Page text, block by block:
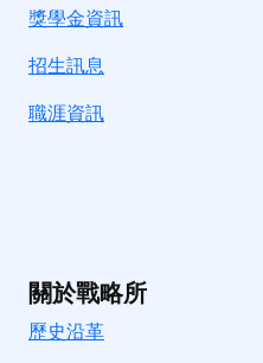
獎學金資訊
招生訊息
職涯資訊
關於戰略所
歷史沿革